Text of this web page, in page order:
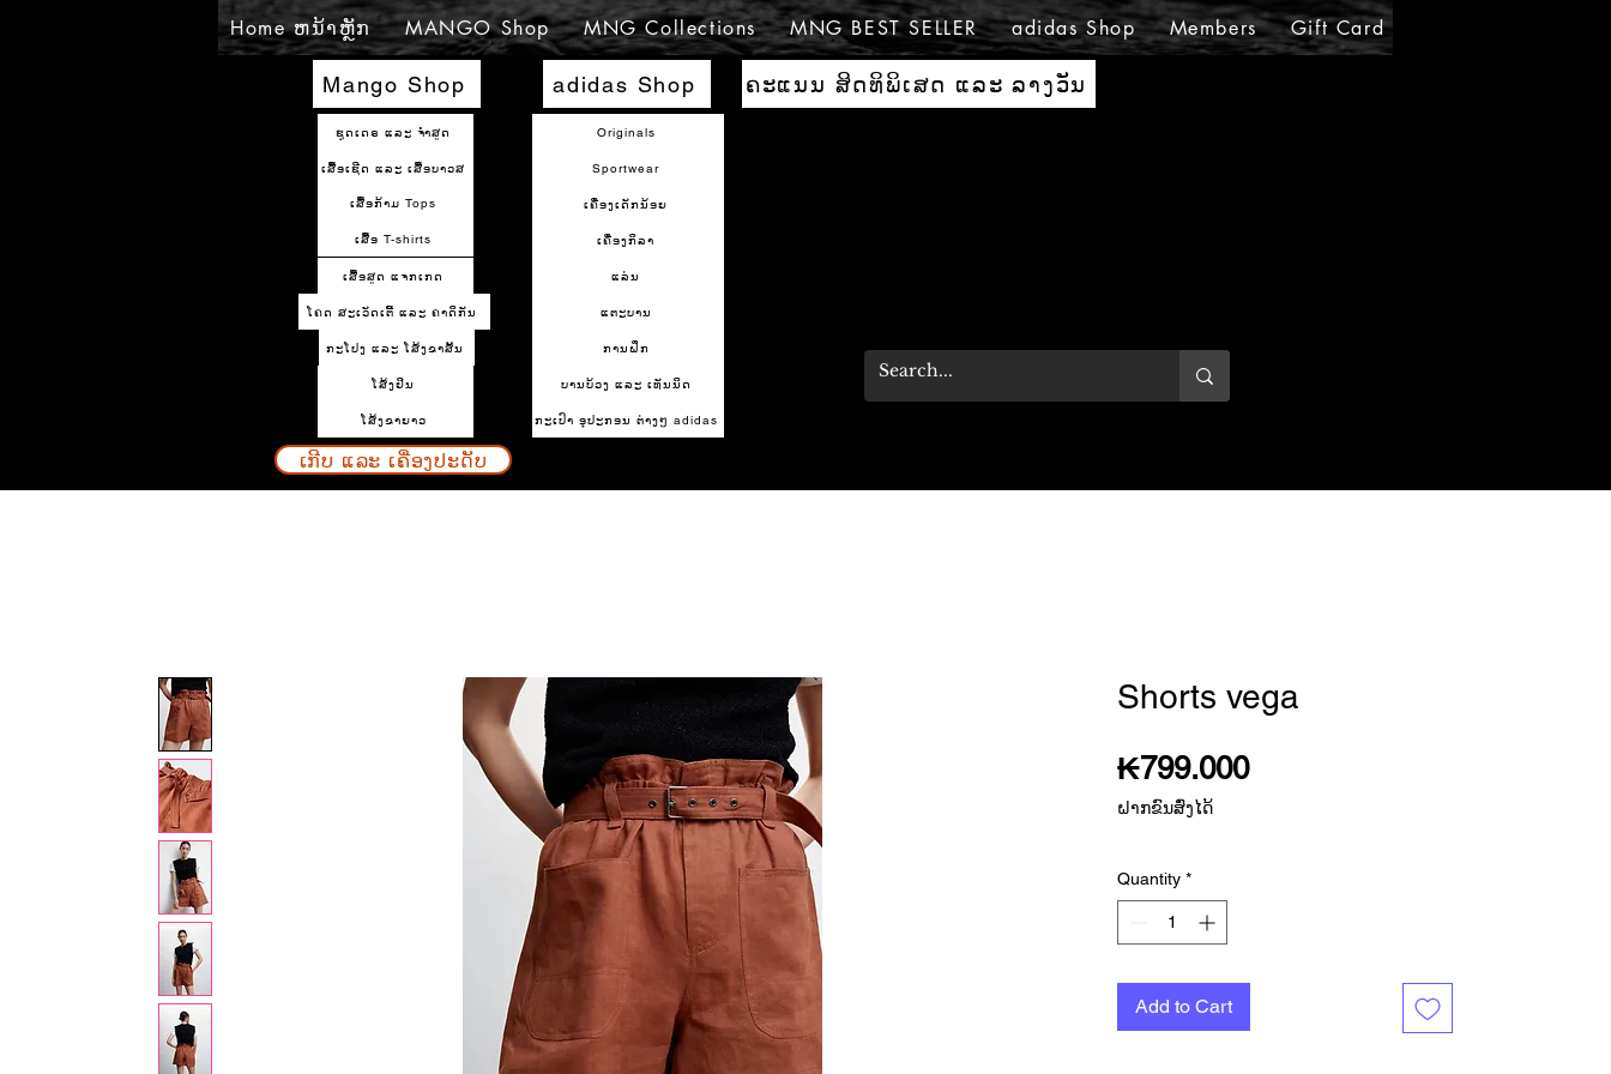
Home ຫນ້າຫຼັກ MANGO Shop MNG Collections MNG BEST SELLER adidas Shop Members Gift Card
Mango Shop
ຊຸດເດຣ ແລະ ຈຳສູດ
ເສື້ອກ້າມ Tops
ເສື້ອເຊີດ ແລະ ເສື້ອບາວສ
ເສື້ອ T-shirts
ເສື້ອສູດ ແຈກເກດ
ໂຄດ ສະເວັດເຕີ້ ແລະ ຄາດິກັນ
ກະໂປງ ແລະ ໂສ້ງຂາສັ້ນ
ໂສ້ງຢິນ
ໂສ້ງຂາຍາວ
adidas Shop ຄະແນນ ສິດທິພິເສດ ແລະ ລາງວັນ
Originals
Sportwear
ເຄື່ອງເດັກນ້ອຍ
ເຄື່ອງກິລາ
ແລ່ນ
ແຕະບານ
ການຝຶກ
ບານບ້ວງ ແລະ ເທັນນິດ
ກະເປົາ ອຸປະກອນ ຕ່າງໆ adidas
ເກີບ ແລະ ເຄື່ອງປະດັບ
Shorts vega
₭799.000Price
ຝາກຂົນສົ່ງໄດ້
Quantity *
Add to Cart